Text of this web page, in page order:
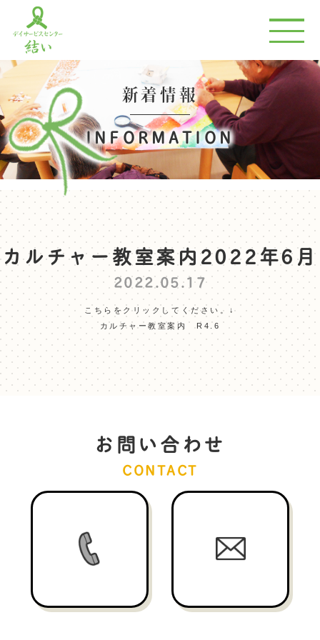
新着情報
INFORMATION
カルチャー教室案内2022年6月
2022.05.17
こちらをクリックしてください。↓
カルチャー教室案内 R4.6
お問い合わせ
CONTACT